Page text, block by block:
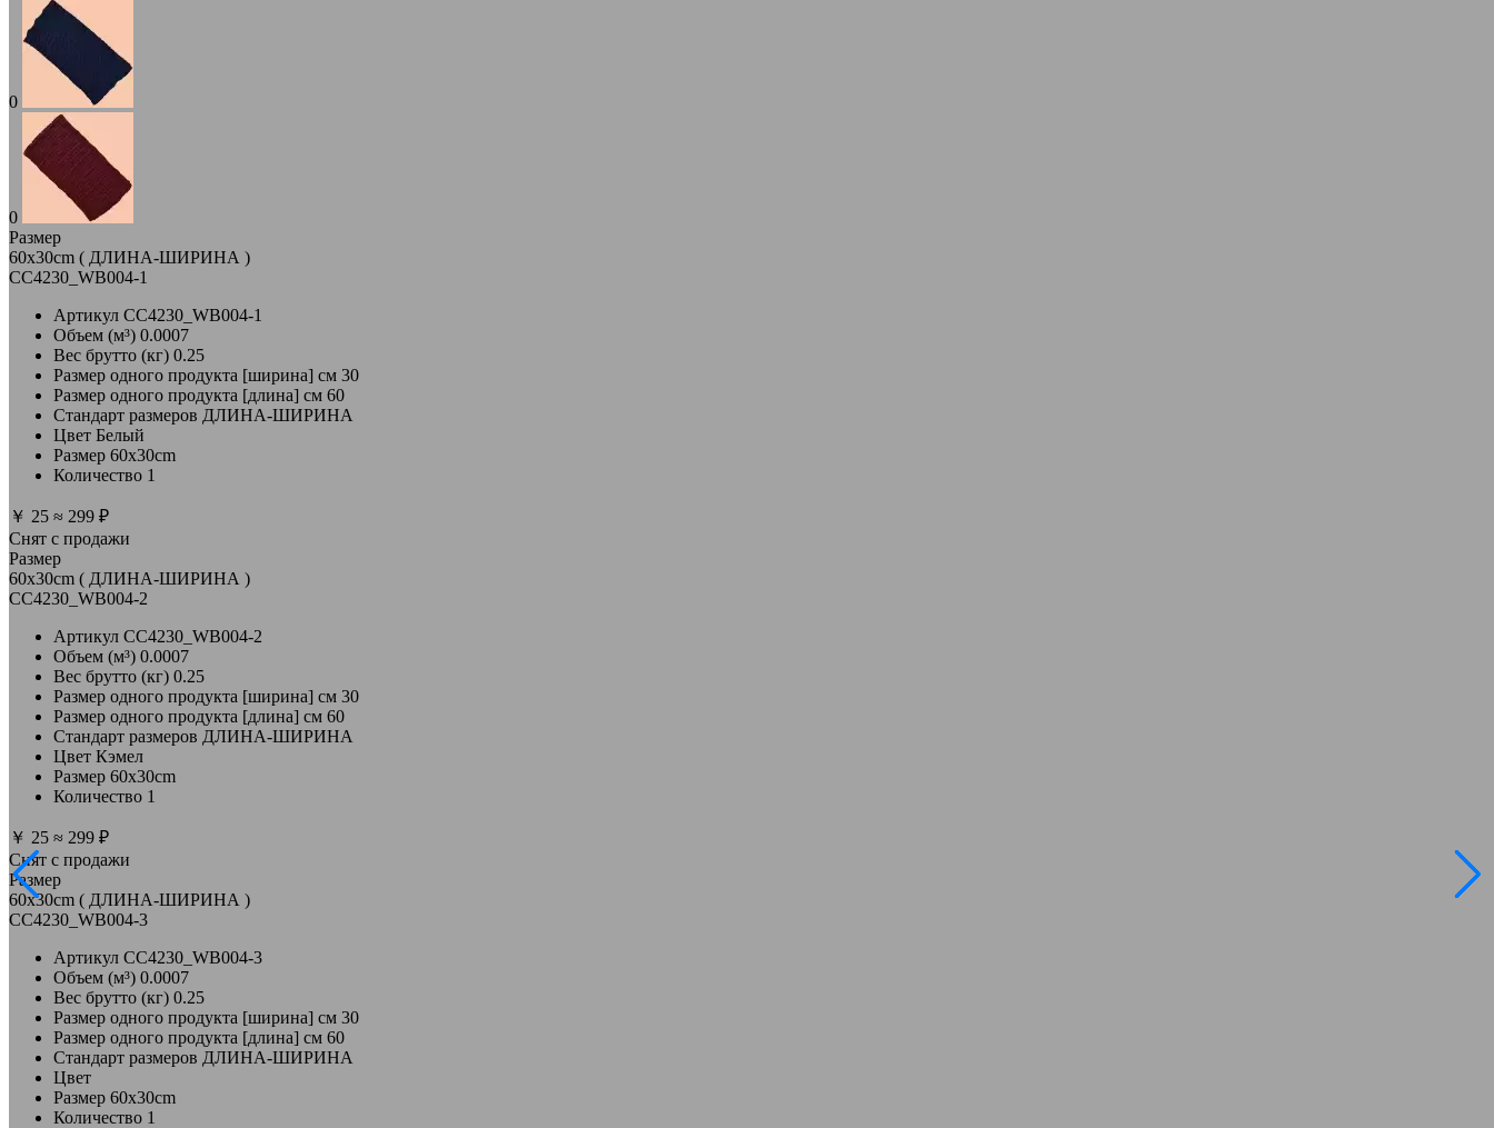
0
0
Размер
60x30cm ( ДЛИНА-ШИРИНА )
CC4230_WB004-1
Артикул CC4230_WB004-1
Объем (м³) 0.0007
Вес брутто (кг) 0.25
Размер одного продукта [ширина] см 30
Размер одного продукта [длина] см 60
Стандарт размеров ДЛИНА-ШИРИНА
Цвет Белый
Размер 60x30cm
Количество 1
￥ 25 ≈ 299 ₽
Снят с продажи
Размер
60x30cm ( ДЛИНА-ШИРИНА )
CC4230_WB004-2
Артикул CC4230_WB004-2
Объем (м³) 0.0007
Вес брутто (кг) 0.25
Размер одного продукта [ширина] см 30
Размер одного продукта [длина] см 60
Стандарт размеров ДЛИНА-ШИРИНА
Цвет Кэмел
Размер 60x30cm
Количество 1
￥ 25 ≈ 299 ₽
Снят с продажи
Размер
60x30cm ( ДЛИНА-ШИРИНА )
CC4230_WB004-3
Артикул CC4230_WB004-3
Объем (м³) 0.0007
Вес брутто (кг) 0.25
Размер одного продукта [ширина] см 30
Размер одного продукта [длина] см 60
Стандарт размеров ДЛИНА-ШИРИНА
Цвет
Размер 60x30cm
Количество 1